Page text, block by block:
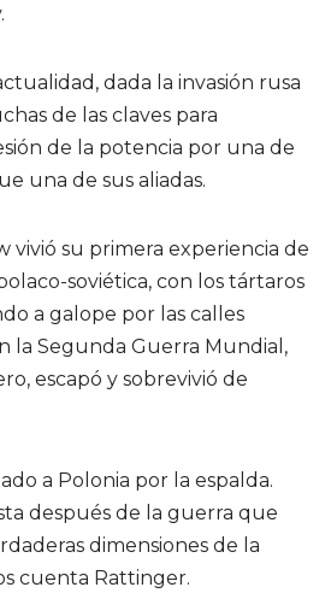
dada la invasión rusa
de las claves para
de la potencia por una de
una de sus aliadas.
vivió su primera experiencia de
soviética, con los tártaros
a galope por las calles
la Segunda Guerra Mundial,
escapó y sobrevivió de
a Polonia por la espalda.
después de la guerra que
dimensiones de la
cuenta Rattinger.